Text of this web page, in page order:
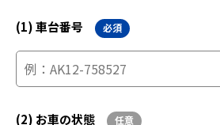
(1) 車台番号 必須
(2) お車の状態 任意